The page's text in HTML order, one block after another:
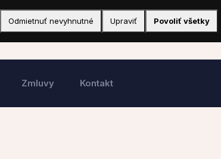
Zmluvy Kontakt
Odmietnuť nevyhnutné Upraviť Povoliť všetky